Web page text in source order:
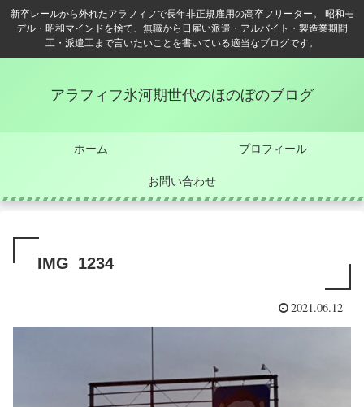
新卒レールから外れたアラフィフで長年非正規雇用の高卒フリーター。 昭和モ
デル・昭和マインドを捨て、無職から日雇い派遣・アルバイト・製造業期間
工・派遣工まで言いたいことを書いている適当なブログです。
アラフィフ氷河期世代のほのぼのブログ
ホーム プロフィール
お問い合わせ
IMG_1234
2021.06.12